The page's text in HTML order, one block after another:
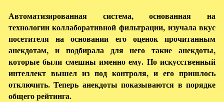
Автоматизированная система, основанная на
технологии коллаборативной фильтрации, изучала вкус
посетителя на основании его оценок прочитанным
анекдотам, и подбирала для него такие анекдоты,
которые были смешны именно ему. Но искусственный
интеллект вышел из под контроля, и его пришлось
отключить. Теперь анекдоты показываются в порядке
общего рейтинга.